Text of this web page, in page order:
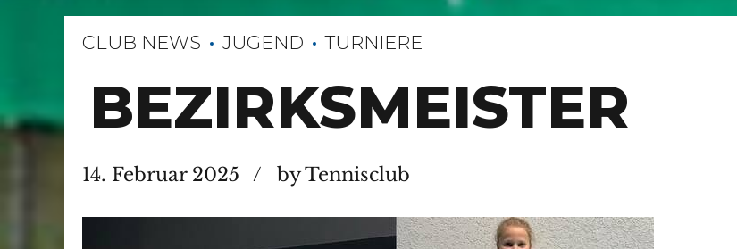
CLUB NEWS JUGEND TURNIERE
BEZIRKSMEISTER
14. Februar 2025 by Tennisclub